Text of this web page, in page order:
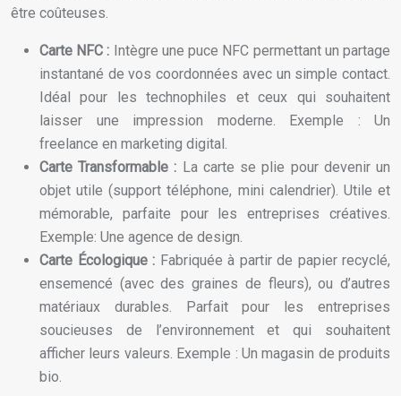
être coûteuses.
Carte NFC : Intègre une puce NFC permettant un partage
instantané de vos coordonnées avec un simple contact.
Idéal pour les technophiles et ceux qui souhaitent
laisser une impression moderne. Exemple : Un
freelance en marketing digital.
Carte Transformable : La carte se plie pour devenir un
objet utile (support téléphone, mini calendrier). Utile et
mémorable, parfaite pour les entreprises créatives.
Exemple: Une agence de design.
Carte Écologique : Fabriquée à partir de papier recyclé,
ensemencé (avec des graines de fleurs), ou d’autres
matériaux durables. Parfait pour les entreprises
soucieuses de l’environnement et qui souhaitent
afficher leurs valeurs. Exemple : Un magasin de produits
bio.